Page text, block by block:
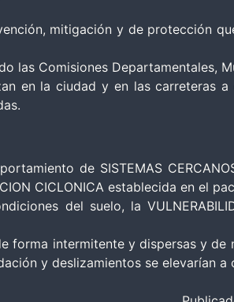
mitigación y de protección
las Comisiones
en la ciudad y en las carreteras
de SISTEMAS
CICLONICA establecida en el
del suelo, la
forma intermitente y dispersas y
y deslizamientos se elevarían